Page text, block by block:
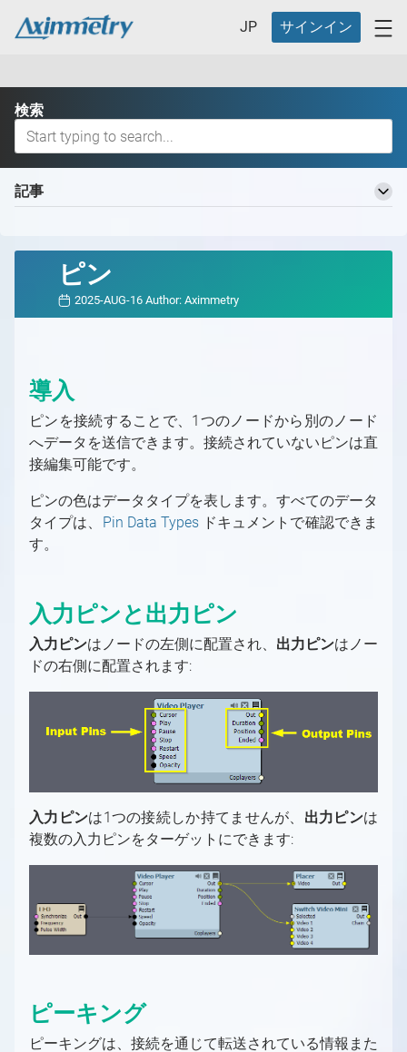
JP サインイン
検索
記事
基本用語
バーチャルプロダクションワークフロー
バーチャルプロダクションの定義とそのメリット
スタジオ計画
グリーンスクリーン
LEDウォール
AR（拡張現実）
固定カメラか移動カメラか？
どのAximmetryが最適か
Aximmetry エディション
Aximmetry レンダリング・コンポーネント
Aximmetry ソフトウェアパッケージ
ソフトウェアバージョン履歴
対応ハードウェア
対応ハードウェアの概要
PC
ソフトウェア環境
対応GPU
キャプチャカード
Mac対応
プロフェッショナルカメラとオブジェクトトラ
ッキングシステム
トラッキングシステム
インターフェース
SDI
コントローラー
Aximmetry の開始方法
これから始めるAximmetry入門
Aximmetry を使用するユーザー
Aximmetry Composer
起動設定
パネルの概要
フローエディターの基本
カメラムーバーのマウス制御
キーボードショートカット
トランスフォーメーションギズモとシーン設
定の編集
Aximmetry Eye
有線接続によるAximmetry Eyeの使い方
Aximmetry Instant とは何ですか？
Aximmetry Instant Scene のインストール方
法
Aximmetry インスタントシーンの使用方法
バーチャルプロダクション用の入力/出力の設定
バーチャルプロダクション用の入力/出力の設定
の概要
デバイスマッピング
ビデオ
HDR 入力と出力
NDI
NDI 入力/出力設定
SMPTE 2110
SMPTE 2110 入力/出力設定
SRT
SRT
ストリーミング（YouTube、Facebook、
Twitchなど）
Skype、Zoomその他のVoIPソフトウェア
へのストリーミング
録画
カメラ追跡データの録画方法
ビデオ録画と画像キャプチャ
GPIO入力/出力設定
AximmetryでのGPIOの使用
OSC入力/出力設定
AximmetryでのOSCメッセージ
DMXをAximmetryで使用する
DMXによるピクセルマッピング
Elgato Stream Deckを使用してシーンを制御
Loupedeckコンソール/Razer Stream
Controllerを使用してシーンを制御する
MIDIをAximmetryで使用する
Aximmetryでのシリアルポートの使用
AximmetryでのUDPとTCPの使用
Viscaを使用してAximmetryからPTZカメラ
を制御する
AximmetryでのWebSocketとHTTPの使用
Xbox ゲームコントローラーを使用したシー
AximmetryでMOSを設定する方法
ArionをAximmetryで使用するための設定
Aximmetryとの連携用にAP通信ENPSを設定
する
対応ファイル形式、エンコーダー、デコーダー
トラッキング
トラッキングシステムとは何か、その用途は？
トラッキングシステムの種類
トラッキングシステムユニットの設定
通信の設定
ファイアウォール設定
Aximmetryでのトラッキングシステムの設定
方法
キャリブレーション
カメラキャリブレーションの概念について
基本キャリブレーター
カメラキャリブレーター
キャリブレーションのテスト
シーン設定
基本ツール
キャリブレーションのテスト
アンティレイテンシー設定
Indiemark/Glassmarkの使用
HTC Vive設定
HTC Vive Mars設定
Free-D システムの設定
高度な情報と機能
カメラとヘッドの変換
グラフィックとバーチャルアセットの取得の概
要
モデルの準備
3D モデルのエクスポート
3D モデルのインポート
マテリアル
PBR マテリアル
ライティング
ライトマップ
パーティクルシステム
最適化
ネイティブエンジンにおける後処理
ポスト処理効果
トーンマッピング手法
高度なグラフィックスタスク
AX Scene Editor 導入ガイド
Unrealプロジェクトの準備
Live Syncを使用した相互的な編集
ブループリントを使用した追加の制御
Aximmetry UEストックシーンの使用と編集
高度な情報と機能
AximmetryのUnrealにおける
VirtualScreen
LevelでSceneを切り替える
FABからアセットを取得する方法
AX Scene Editor用サードパーティ製コー
ドプラグインのインストール方法
AximmetryとUnreal Engineを組み合わせ
たRendering
グリーンスクリーン制作
グリーンスクリーン制作の概要
チャルカメラ）
バーチャルカメラコンパウンド
入力（バーチャルカメラ）
クロッピング
キーイング設定（バーチャルカメラ）
バーチャルカメラコンパウンドでのビルボー
バーチャルカメラコンパウンドのカメラコン
トロールパネル
バーチャルカメラの移動
カメラシーケンサー
スタジオ設定例（グリーンスクリーン、トラ
ッキングカメラ）
トラッキングカメラコンパウンド
入力（トラッキングカメラ）
スタジオコントロールパネル
キーイング設定（トラッキングカメラ）
シーンコントロールパネル
トラッキングカメラビルボード：配置
トラッキングカメラビルボード：反射
トラッキングカメラビルボード：オクルージ
トラッキングカメラコンパウンドのカメラコ
ントロールボード
キーイング
クロマスタジオ背景
良いキーイングの要件
キーイング
3Dクリーンプレートジェネレーターの使用
外部キーヤーとのAximmetryの使用
UnityでのAximmetryを外部キーヤーとして
使用する方法
キーヤーとして使用する方法
Unreal Scene Setup (Green Screen)
混合カメラコンパウンド
LEDウォール制作
LEDの活用事例
LED 起動時の設定
仮想スタジオシーンの準備
Aximmetry シーン設定（LED ウォール）
Unreal シーン設定（LEDウォール）
入力コントロールボードの概要
トラッキング対応カメラインプット
複数のカメラを1つのシーン内に配置する
LEDウォールの設置
LEDウォール制御盤の概要
LEDウォールの設置方法
仮想および物理LEDウォールの設置
LEDウォールXコントロールパネル
スタジオ コントロール パネル
デジタル拡張機能の設定
デジタル拡張機能の設定
ヴィネット補正
デジタル拡張調整
単一マシンのLED設置
簡易マルチマシンLED設定
異なるプロダクションを別マシンで組み合わ
せる
スタジオ設定例（AR）
ARカメラコンパウンド
Aximmetryシーン設定（AR）
マルチマシン環境の概要
スタジオ設定例（マルチマシン）
マルチマシン設定
高度な情報と機能
レンダリングからコントロールマシンへの動
Aximmetry によるマルチユーザー編集
OpenAI Compounds
OpenAI Compounds
Aximmetry でのスクリプト作成
Aximmetry でのスクリプト作成の概要
フォーマット文字列
Aximmetryコンテンツ保護
フローエディター
フローエディターの概要
フローエディター
モジュール
ピンデータタイプ
コンパウンド
特殊コンパウンド：コントロールボード
特殊コンパウンド：ピンコレクター
データベース用のコレクション
オートメーション
ピン
2025-AUG-16 Author: Aximmetry
導入
ピンを接続することで、1つのノードから別のノード
へデータを送信できます。接続されていないピンは直
接編集可能です。
ピンの色はデータタイプを表します。すべてのデータ
タイプは、 Pin Data Typesドキュメントで確認できま
す。
入力ピンと出力ピン
入力ピンはノードの左側に配置され、 出力ピンはノー
ドの右側に配置されます:
入力ピンは1つの接続しか持てませんが、 出力ピンは
複数の入力ピンをターゲットにできます:
ピーキング
ピーキングは、接続を通じて転送されている情報また